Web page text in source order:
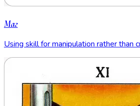
Маг
Using skill for manipulation rather than